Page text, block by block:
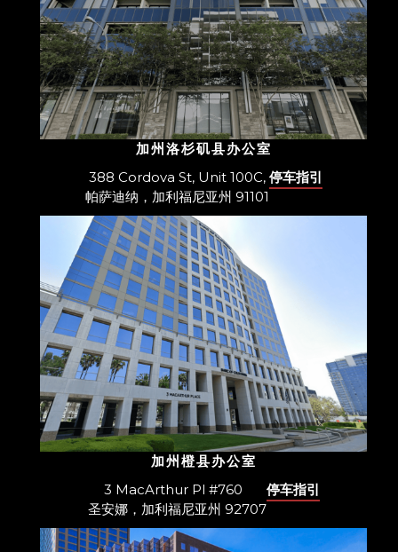
加州洛杉矶县办公室
388 Cordova St, Unit 100C,
帕萨迪纳，加利福尼亚州 91101
停车指引
加州橙县办公室
3 MacArthur Pl #760
圣安娜，加利福尼亚州 92707
停车指引